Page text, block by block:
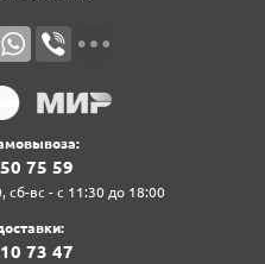
7‍5‍ 5‍9‍
сб-вс - с 11:30 до 18:00
7‍3‍ 4‍7‍